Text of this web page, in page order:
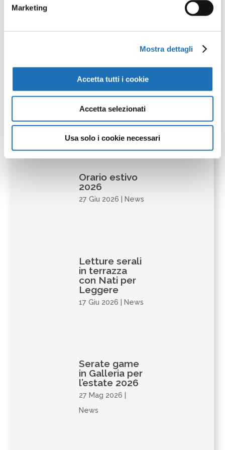
Marketing
Mostra dettagli
Accetta tutti i cookie
Accetta selezionati
Usa solo i cookie necessari
Chiusura per il
santo Patrono
Orario estivo
2026
27 Giu 2026 | News
Letture serali
in terrazza
con Nati per
Leggere
17 Giu 2026 | News
Serate game
in Galleria per
l’estate 2026
27 Mag 2026 |
News